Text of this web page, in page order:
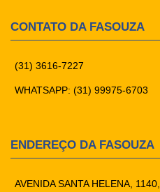
CONTATO DA FASOUZA
(31) 3616-7227
WHATSAPP: (31) 99975-6703
ENDEREÇO DA FASOUZA
AVENIDA SANTA HELENA, 1140,